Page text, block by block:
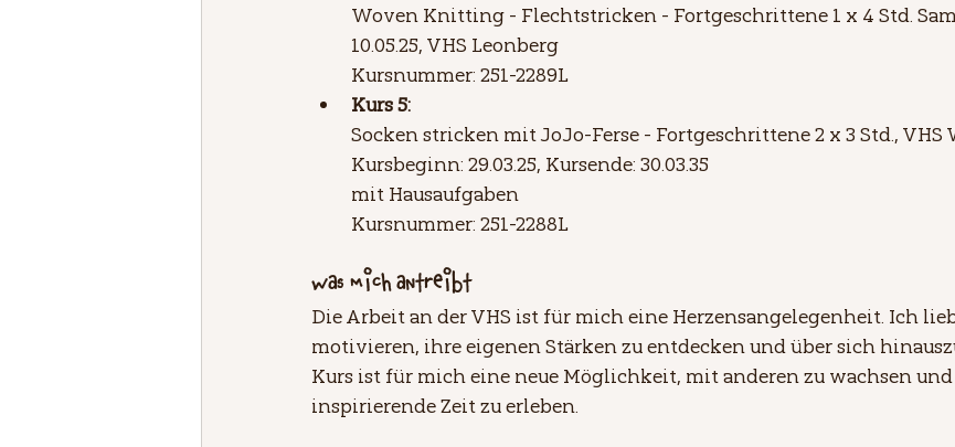
Woven Knitting - Flechtstricken - Fortgeschrittene 1 x 4 Std.
10.05.25, VHS Leonberg
Kursnummer: 251-2289L
Kurs 5:
Socken stricken mit JoJo-Ferse - Fortgeschrittene 2 x 3 Std., VHS
Kursbeginn: 29.03.25, Kursende: 30.03.35
mit Hausaufgaben
Kursnummer: 251-2288L
Was mich antreibt
Die Arbeit an der VHS ist für mich eine Herzensangelegenheit. Ich
motivieren, ihre eigenen Stärken zu entdecken und über sich
Kurs ist für mich eine neue Möglichkeit, mit anderen zu wachsen
inspirierende Zeit zu erleben.